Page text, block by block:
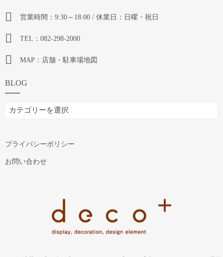
営業時間：9:30～18:00 / 休業日：日曜・祝日
TEL：082-298-2000
MAP：店舗・駐車場地図
BLOG
BLOG
プライバシーポリシー
お問い合わせ